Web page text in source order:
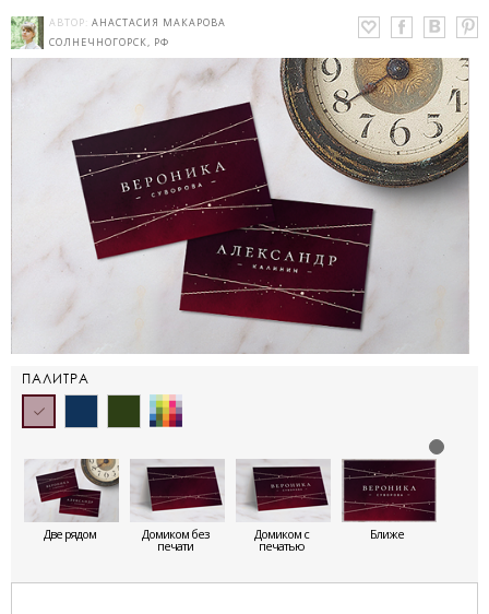
АВТОР: АНАСТАСИЯ МАКАРОВА
СОЛНЕЧНОГОРСК, РФ
ПАЛИТРА
Две рядом Домиком без
печати
Домиком с
печатью
Ближе